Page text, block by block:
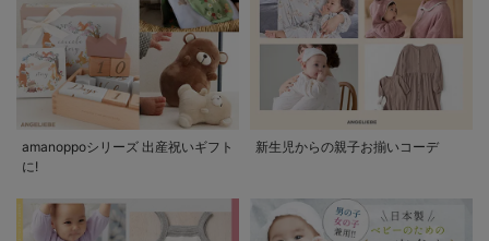
amanoppoシリーズ 出産祝いギフト
に!
新生児からの親子お揃いコーデ